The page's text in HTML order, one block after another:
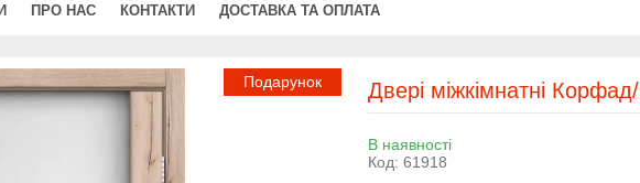
ПРО НАС КОНТАКТИ ДОСТАВКА ТА ОПЛАТА
Подарунок Двері міжкімнатні
В наявності
Код: 61918